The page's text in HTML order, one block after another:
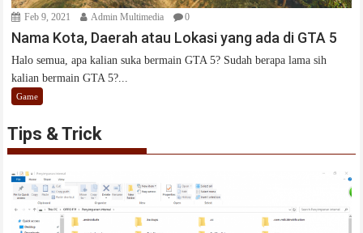
Feb 9, 2021 Admin Multimedia 0
Nama Kota, Daerah atau Lokasi yang ada di GTA 5
Halo semua, apa kalian suka bermain GTA 5? Sudah berapa lama sih
kalian bermain GTA 5?...
Game
Tips & Trick